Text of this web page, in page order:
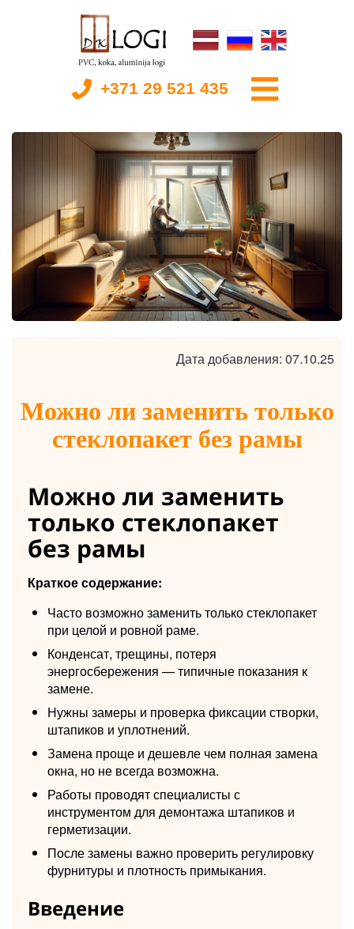
+371 29 521 435
Дата добавления: 07.10.25
Можно ли заменить только
стеклопакет без рамы
Можно ли заменить
только стеклопакет
без рамы
Краткое содержание:
Часто возможно заменить только стеклопакет
при целой и ровной раме.
Конденсат, трещины, потеря
энергосбережения — типичные показания к
замене.
Нужны замеры и проверка фиксации створки,
штапиков и уплотнений.
Замена проще и дешевле чем полная замена
окна, но не всегда возможна.
Работы проводят специалисты с
инструментом для демонтажа штапиков и
герметизации.
После замены важно проверить регулировку
фурнитуры и плотность примыкания.
Введение